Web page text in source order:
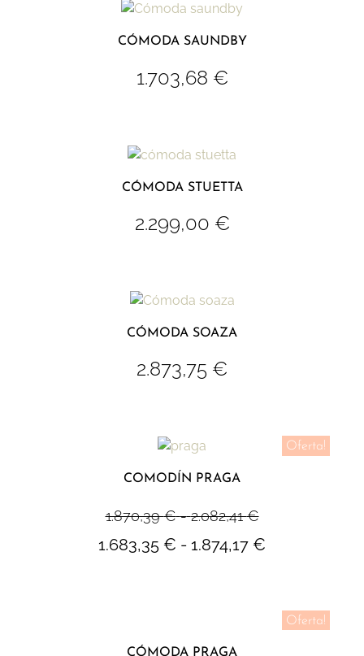
CÓMODA SAUNDBY
1.703,68 €
CÓMODA STUETTA
2.299,00 €
CÓMODA SOAZA
2.873,75 €
Oferta!
COMODÍN PRAGA
1.870,39€ - 2.082,41€
1.683,35 € - 1.874,17 €
Oferta!
CÓMODA PRAGA